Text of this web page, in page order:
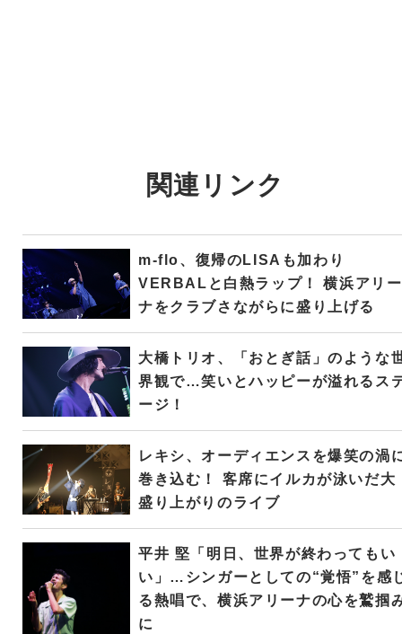
関連リンク
m-flo、復帰のLISAも加わり
VERBALと白熱ラップ！ 横浜アリー
ナをクラブさながらに盛り上げる
大橋トリオ、「おとぎ話」のような
界観で…笑いとハッピーが溢れるス
ージ！
レキシ、オーディエンスを爆笑の渦
巻き込む！ 客席にイルカが泳いだ大
盛り上がりのライブ
平井 堅「明日、世界が終わってもい
い」…シンガーとしての“覚悟”を感
る熱唱で、横浜アリーナの心を鷲掴
に